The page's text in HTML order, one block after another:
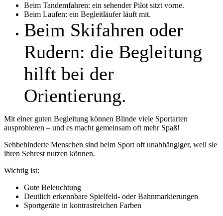
Beim Tandemfahren: ein sehender Pilot sitzt vorne.
Beim Laufen: ein Begleitläufer läuft mit.
Beim Skifahren oder
Rudern: die Begleitung
hilft bei der
Orientierung.
Mit einer guten Begleitung können Blinde viele Sportarten
ausprobieren – und es macht gemeinsam oft mehr Spaß!
Sehbehinderte Menschen sind beim Sport oft unabhängiger, weil sie
ihren Sehrest nutzen können.
Wichtig ist:
Gute Beleuchtung
Deutlich erkennbare Spielfeld- oder Bahnmarkierungen
Sportgeräte in kontrastreichen Farben